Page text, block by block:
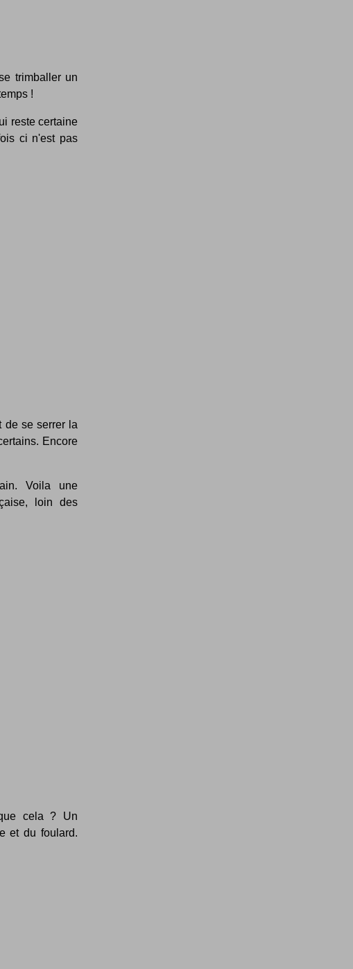
trimballer un
!
reste certaine
ci n'est pas
de se serrer la
Encore
Voila une
loin des
cela ? Un
et du foulard.